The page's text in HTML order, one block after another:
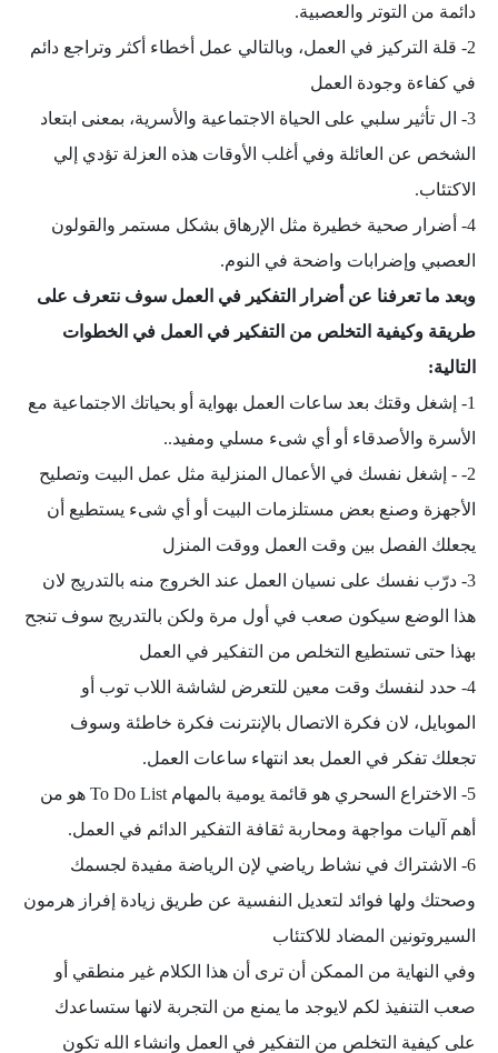
دائمة من التوتر والعصبية.
2- قلة التركيز في العمل، وبالتالي عمل أخطاء أكثر وتراجع دائم
في كفاءة وجودة العمل
3- ال تأثير سلبي على الحياة الاجتماعية والأسرية، بمعنى ابتعاد
الشخص عن العائلة وفي أغلب الأوقات هذه العزلة تؤدي إلي
الاكتئاب.
4- أضرار صحية خطيرة مثل الإرهاق بشكل مستمر والقولون
العصبي وإضرابات واضحة في النوم.
وبعد ما تعرفنا عن أضرار التفكير في العمل سوف نتعرف على
طريقة وكيفية التخلص من التفكير في العمل في الخطوات
التالية:
1- إشغل وقتك بعد ساعات العمل بهواية أو بحياتك الاجتماعية مع
الأسرة والأصدقاء أو أي شىء مسلي ومفيد..
2- - إشغل نفسك في الأعمال المنزلية مثل عمل البيت وتصليح
الأجهزة وصنع بعض مستلزمات البيت أو أي شىء يستطيع أن
يجعلك الفصل بين وقت العمل ووقت المنزل
3- درّب نفسك على نسيان العمل عند الخروج منه بالتدريج لان
هذا الوضع سيكون صعب في أول مرة ولكن بالتدريج سوف تنجح
بهذا حتى تستطيع التخلص من التفكير في العمل
4- حدد لنفسك وقت معين للتعرض لشاشة اللاب توب أو
الموبايل، لان فكرة الاتصال بالإنترنت فكرة خاطئة وسوف
تجعلك تفكر في العمل بعد انتهاء ساعات العمل.
5- الاختراع السحري هو قائمة يومية بالمهام To Do List هو من
أهم آليات مواجهة ومحاربة ثقافة التفكير الدائم في العمل.
6- الاشتراك في نشاط رياضي لإن الرياضة مفيدة لجسمك
وصحتك ولها فوائد لتعديل النفسية عن طريق زيادة إفراز هرمون
السيروتونين المضاد للاكتئاب
وفي النهاية من الممكن أن ترى أن هذا الكلام غير منطقي أو
صعب التنفيذ لكم لايوجد ما يمنع من التجربة لانها ستساعدك
على كيفية التخلص من التفكير في العمل وانشاء الله تكون